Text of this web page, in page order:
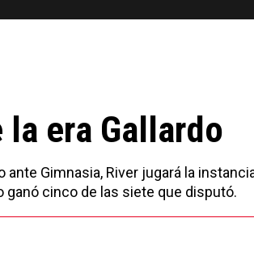
era Gallardo
Gimnasia, River jugará la
ganó cinco de las siete que disputó.